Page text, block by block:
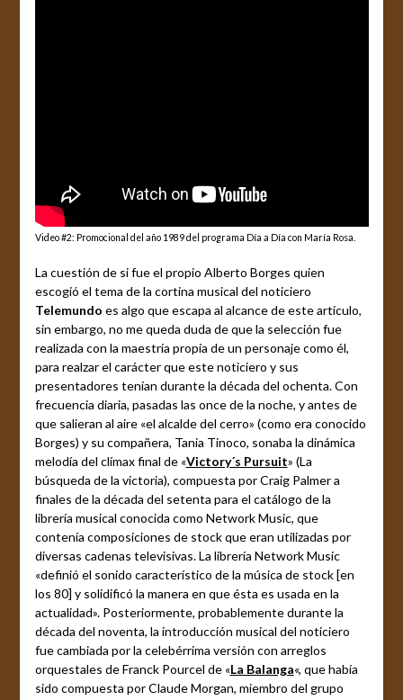
Video #2: Promocional del año 1989 del programa Día a Día con María Rosa.
La cuestión de si fue el propio Alberto Borges quien
escogió el tema de la cortina musical del noticiero
Telemundo es algo que escapa al alcance de este artículo,
sin embargo, no me queda duda de que la selección fue
realizada con la maestría propia de un personaje como él,
para realzar el carácter que este noticiero y sus
presentadores tenían durante la década del ochenta. Con
frecuencia diaria, pasadas las once de la noche, y antes de
que salieran al aire «el alcalde del cerro» (como era conocido
Borges) y su compañera, Tania Tinoco, sonaba la dinámica
melodía del clímax final de «Victory´s Pursuit» (La
búsqueda de la victoria), compuesta por Craig Palmer a
finales de la década del setenta para el catálogo de la
librería musical conocida como Network Music, que
contenía composiciones de stock que eran utilizadas por
diversas cadenas televisivas. La librería Network Music
«definió el sonido característico de la música de stock [en
los 80] y solidificó la manera en que ésta es usada en la
actualidad». Posteriormente, probablemente durante la
década del noventa, la introducción musical del noticiero
fue cambiada por la celebérrima versión con arreglos
orquestales de Franck Pourcel de «La Balanga«, que había
sido compuesta por Claude Morgan, miembro del grupo